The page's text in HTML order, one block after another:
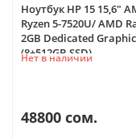
Ноутбук HP 15 15,6"
Ryzen 5-7520U/ AMD
2GB Dedicated
(8+512GB SSD)
Нет в наличии
48800 сом.